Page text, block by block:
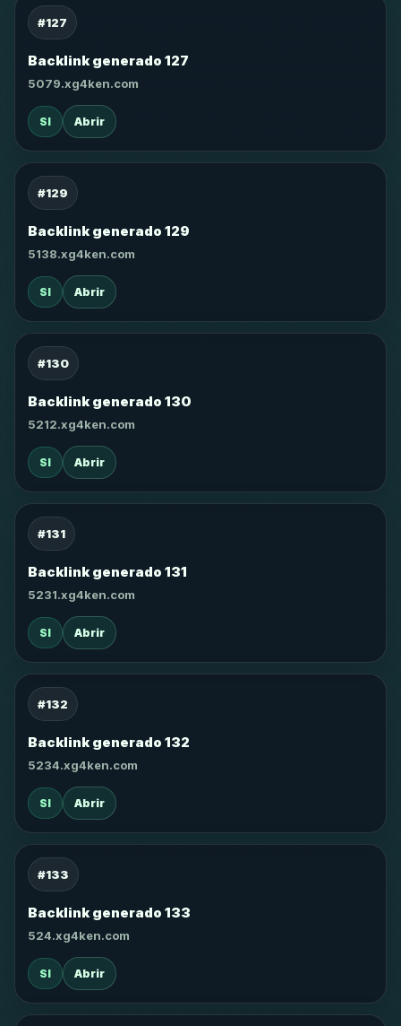
#127
Backlink generado 127
5079.xg4ken.com
SI Abrir
#129
Backlink generado 129
5138.xg4ken.com
SI Abrir
#130
Backlink generado 130
5212.xg4ken.com
SI Abrir
#131
Backlink generado 131
5231.xg4ken.com
SI Abrir
#132
Backlink generado 132
5234.xg4ken.com
SI Abrir
#133
Backlink generado 133
524.xg4ken.com
SI Abrir